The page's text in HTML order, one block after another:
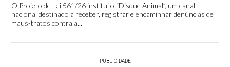
O Projeto de Lei 561/26 institui o “Disque Animal”, um canal
nacional destinado a receber, registrar e encaminhar denúncias de
maus-tratos contra a...
PUBLICIDADE